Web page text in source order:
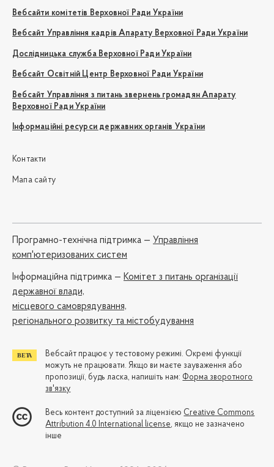
Вебсайти комітетів Верховної Ради України
Вебсайт Управління кадрів Апарату Верховної Ради України
Дослідницька служба Верховної Ради України
Вебсайт Освітній Центр Верховної Ради України
Вебсайт Управління з питань звернень громадян Апарату
Верховної Ради України
Інформаційні ресурси державних органів України
Контакти
Мапа сайту
Програмно-технічна підтримка — Управління
комп'ютеризованих систем
Iнформаційна підтримка — Комітет з питань організації
державної влади,
місцевого самоврядування,
регіонального розвитку та містобудування
Вебсайт працює у тестовому режимі. Окремі функції
можуть не працювати. Якщо ви маєте зауваження або
пропозиції, будь ласка, напишіть нам: Форма зворотного
зв'язку
Весь контент доступний за ліцензією Creative Commons
Attribution 4.0 International license, якщо не зазначено
інше